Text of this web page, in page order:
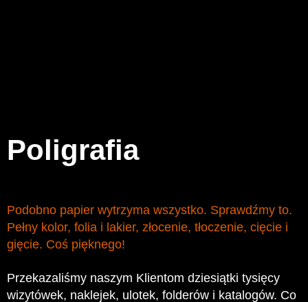
Poligrafia
Podobno papier wytrzyma wszystko. Sprawdźmy to.
Pełny kolor, folia i lakier, złocenie, tłoczenie, cięcie i
gięcie. Coś pięknego!
Przekazaliśmy naszym Klientom dziesiątki tysięcy
wizytówek, naklejek, ulotek, folderów i katalogów. Co